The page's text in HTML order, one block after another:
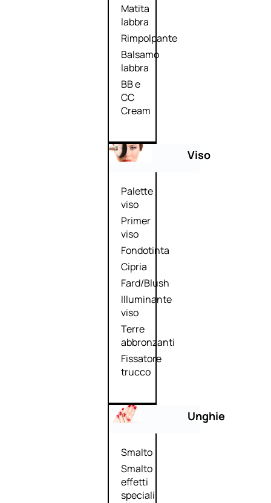
Matita
labbra
Rimpolpante
Balsamo
labbra
BB e
CC
Cream
Viso
Palette
viso
Primer
viso
Fondotinta
Cipria
Fard/Blush
Illuminante
viso
Terre
abbronzanti
Fissatore
trucco
Unghie
Smalto
Smalto
effetti
speciali